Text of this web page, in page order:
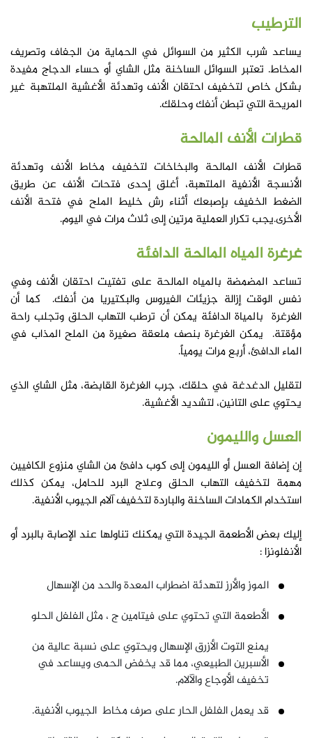
الترطيب
يساعد شرب الكثير من السوائل في الحماية من الجفاف وتصريف
المخاط. تعتبر السوائل الساخنة مثل الشاي أو حساء الدجاج مفيدة
بشكل خاص لتخفيف احتقان الأنف وتهدئة الأغشية الملتهبة غير
المريحة التي تبطن أنفك وحلقك.
قطرات الأنف المالحة
قطرات الأنف المالحة والبخاخات لتخفيف مخاط الأنف وتهدئة
الأنسجة الأنفية الملتهبة، أغلق إحدى فتحات الأنف عن طريق
الضغط الخفيف بإصبعك أثناء رش خليط الملح في فتحة الأنف
الأخرى.يجب تكرار العملية مرتين إلى ثلاث مرات في اليوم.
غرغرة المياه المالحة الدافئة
تساعد المضمضة بالمياه المالحة على تفتيت احتقان الأنف وفي
نفس الوقت إزالة جزيئات الفيروس والبكتيريا من أنفك. كما أن
الغرغرة بالمياة الدافئة يمكن أن ترطب التهاب الحلق وتجلب راحة
مؤقتة. يمكن الغرغرة بنصف ملعقة صغيرة من الملح المذاب في
الماء الدافئ، أربع مرات يومياً.
لتقليل الدغدغة في حلقك، جرب الغرغرة القابضة، مثل الشاي الذي
يحتوي على التانين، لتشديد الأغشية.
العسل والليمون
إن إضافة العسل أو الليمون إلى كوب دافئ من الشاي منزوع الكافيين
مهمة لتخفيف التهاب الحلق وعلاج البرد للحامل، يمكن كذلك
استخدام الكمادات الساخنة والباردة لتخفيف آلام الجيوب الأنفية.
إليك بعض الأطعمة الجيدة التي يمكنك تناولها عند الإصابة بالبرد أو
الأنفلونزا :
الموز والأرز لتهدئة اضطراب المعدة والحد من الإسهال
الأطعمة التي تحتوي على فيتامين ج ، مثل الفلفل الحلو
يمنع التوت الأزرق الإسهال ويحتوي على نسبة عالية من
الأسبرين الطبيعي، مما قد يخفض الحمى ويساعد في
تخفيف الأوجاع والآلام.
قد يعمل الفلفل الحار على صرف مخاط الجيوب الأنفية.